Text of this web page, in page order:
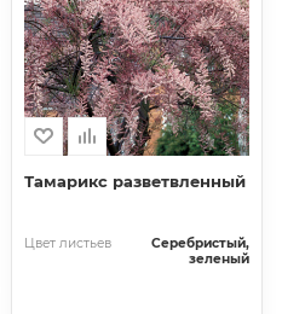
Тамарикс разветвленный
Цвет листьев
Серебристый,
зеленый